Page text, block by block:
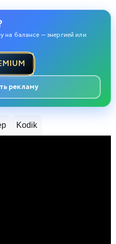
на балансе — энергией или
рекламу
Kodik